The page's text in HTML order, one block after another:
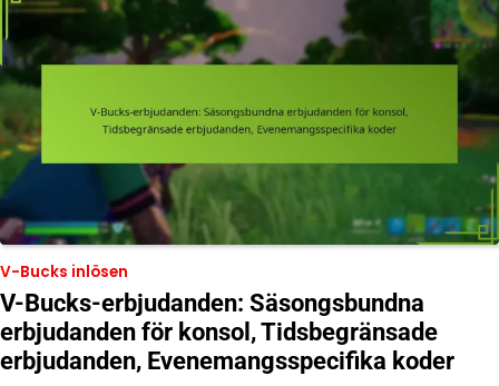
V-Bucks inlösen
V-Bucks-erbjudanden: Säsongsbundna
erbjudanden för konsol, Tidsbegränsade
erbjudanden, Evenemangsspecifika koder